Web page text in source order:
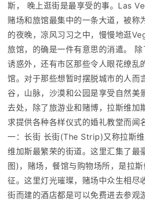
斯， 晚上逛街是最享受的事。Las
赌场和旅馆最集中的一条大道，被称
的夜晚，凉风习习之中，慢慢地逛
旅馆，的确是一件有意思的消遣。
诱惑外，还有市区那些令人眼花缭乱
馆。对于那些想暂时摆脱城市的人而
谷，山脉，沙漠和公园是享受自然美
去处，除了旅游业和赌博，拉斯维加
求提供各种各样仪式的婚礼教堂而闻
一：长街 长街(The Strip)又称拉斯
维加斯最繁荣的街道。这里汇集了最
图)，赌场，餐馆与购物场所，是拉
征。这里灯光璀璨，赌场中众生相尽
街而建的酒店都是可以免费进去参观